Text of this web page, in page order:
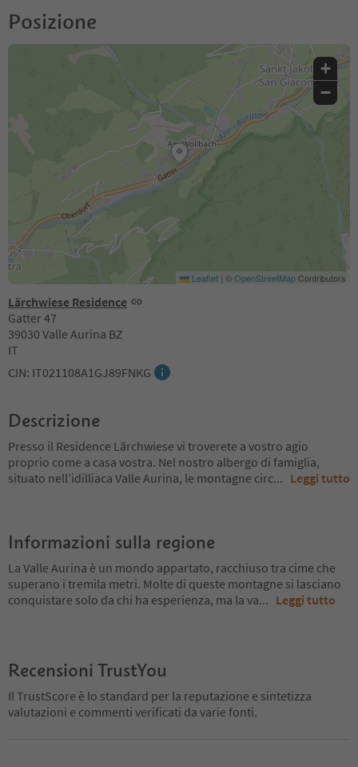
Posizione
Lärchwiese Residence
Gatter 47
39030 Valle Aurina BZ
IT
CIN: IT021108A1GJ89FNKG
+
−
Leaflet | ©OpenStreetMapContributors
Descrizione
Presso il Residence Lärchwiese vi troverete a vostro agio
proprio come a casa vostra. Nel nostro albergo di famiglia,
situato nell’idilliaca Valle Aurina, le montagne circ... Leggi tutto
Informazioni sulla regione
La Valle Aurina è un mondo appartato, racchiuso tra cime che
superano i tremila metri. Molte di queste montagne si lasciano
conquistare solo da chi ha esperienza, ma la va... Leggi tutto
Recensioni TrustYou
Il TrustScore è lo standard per la reputazione e sintetizza
valutazioni e commenti verificati da varie fonti.